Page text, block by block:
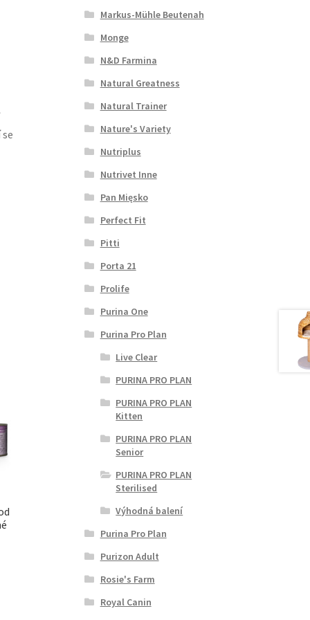
Markus-Mühle Beutenah
Monge
N&D Farmina
Natural Greatness
Natural Trainer
Nature's Variety
Nutriplus
Nutrivet Inne
Pan Mięsko
Perfect Fit
Pitti
Porta 21
Prolife
Purina One
Purina Pro Plan
Live Clear
PURINA PRO PLAN
PURINA PRO PLAN
Kitten
PURINA PRO PLAN
Senior
PURINA PRO PLAN
Sterilised
Výhodná balení
Purina Pro Plan
Purizon Adult
Rosie's Farm
Royal Canin